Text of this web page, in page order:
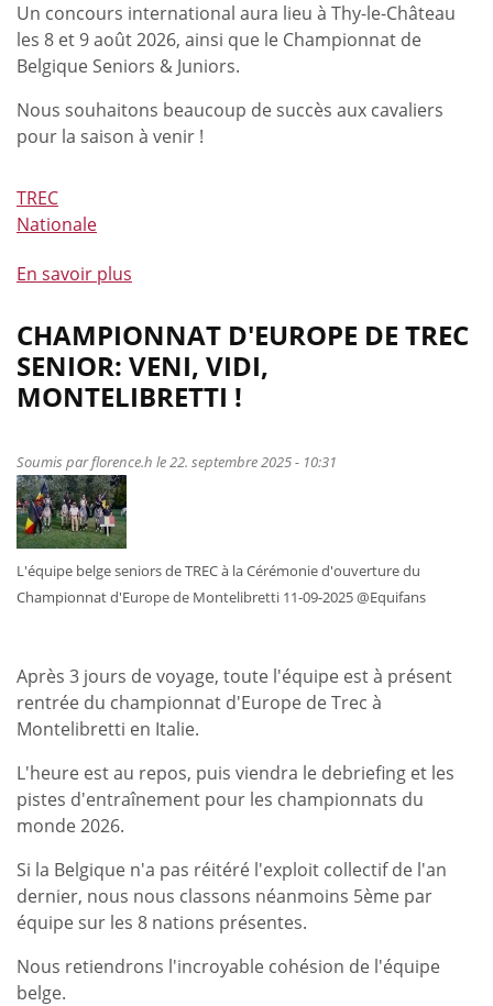
Un concours international aura lieu à Thy-le-Château
les 8 et 9 août 2026, ainsi que le Championnat de
Belgique Seniors & Juniors.
Nous souhaitons beaucoup de succès aux cavaliers
pour la saison à venir !
TREC
Nationale
En savoir plus
de
Le
calendrier
belge
TREC
CHAMPIONNAT D'EUROPE DE TREC
SENIOR: VENI, VIDI,
MONTELIBRETTI !
Soumis parflorence.h le 22. septembre 2025 - 10:31
L'équipe belge seniors de TREC à la Cérémonie d'ouverture du
Championnat d'Europe de Montelibretti 11-09-2025 @Equifans
Après 3 jours de voyage, toute l'équipe est à présent
rentrée du championnat d'Europe de Trec à
Montelibretti en Italie.
L'heure est au repos, puis viendra le debriefing et les
pistes d'entraînement pour les championnats du
monde 2026.
Si la Belgique n'a pas réitéré l'exploit collectif de l'an
dernier, nous nous classons néanmoins 5ème par
équipe sur les 8 nations présentes.
Nous retiendrons l'incroyable cohésion de l'équipe
belge.